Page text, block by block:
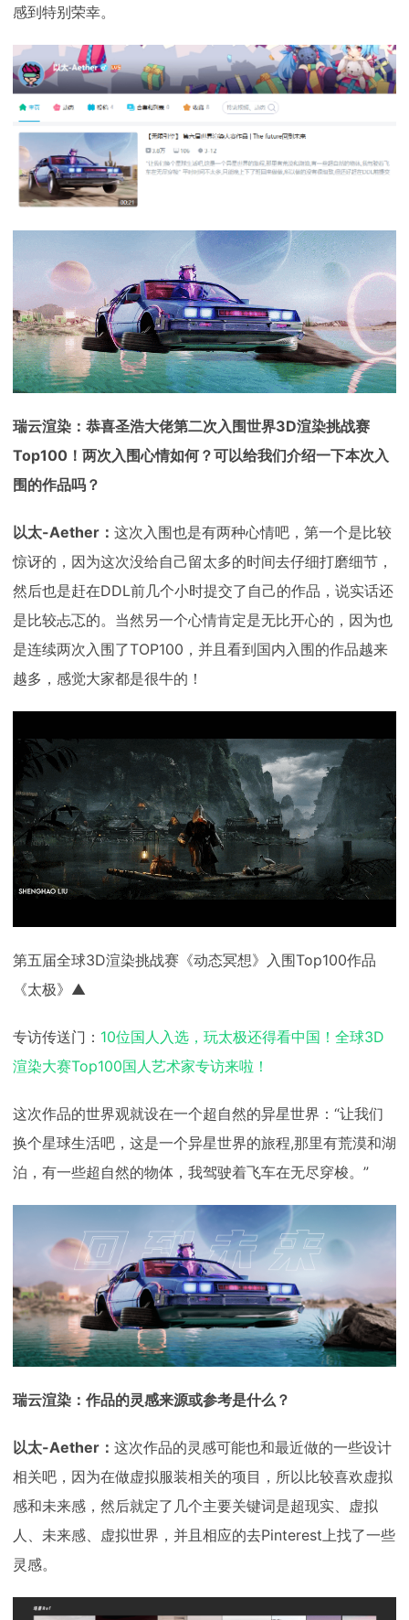
感到特别荣幸。
瑞云渲染：恭喜圣浩大佬第二次入围世界3D渲染挑战赛
Top100！两次入围心情如何？可以给我们介绍一下本次入
围的作品吗？
以太-Aether： 这次入围也是有两种心情吧，第一个是比较
惊讶的，因为这次没给自己留太多的时间去仔细打磨细节，
然后也是赶在DDL前几个小时提交了自己的作品，说实话还
是比较忐忑的。当然另一个心情肯定是无比开心的，因为也
是连续两次入围了TOP100，并且看到国内入围的作品越来
越多，感觉大家都是很牛的！
第五届全球3D渲染挑战赛《动态冥想》入围Top100作品
《太极》▲
专访传送门： 10位国人入选，玩太极还得看中国！全球3D
渲染大赛Top100国人艺术家专访来啦！
这次作品的世界观就设在一个超自然的异星世界：“让我们
换个星球生活吧，这是一个异星世界的旅程,那里有荒漠和湖
泊，有一些超自然的物体，我驾驶着飞车在无尽穿梭。”
瑞云渲染：作品的灵感来源或参考是什么？
以太-Aether： 这次作品的灵感可能也和最近做的一些设计
相关吧，因为在做虚拟服装相关的项目，所以比较喜欢虚拟
感和未来感，然后就定了几个主要关键词是超现实、虚拟
人、未来感、虚拟世界，并且相应的去Pinterest上找了一些
灵感。